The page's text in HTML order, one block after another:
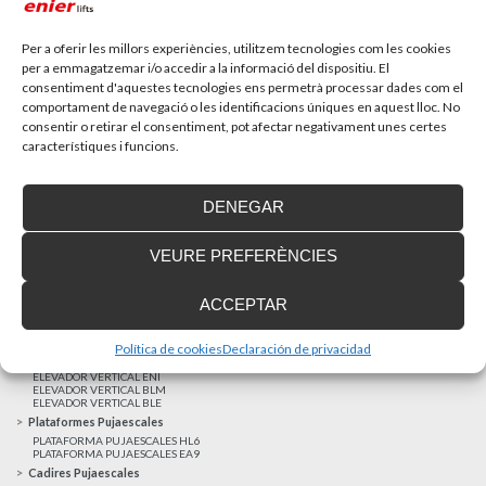
Per a oferir les millors experiències, utilitzem tecnologies com les cookies
per a emmagatzemar i/o accedir a la informació del dispositiu. El
consentiment d'aquestes tecnologies ens permetrà processar dades com el
comportament de navegació o les identificacions úniques en aquest lloc. No
consentir o retirar el consentiment, pot afectar negativament unes certes
característiques i funcions.
ACCEPTAR
DENEGAR
VEURE PREFERÈNCIES
Política de cookiesDeclaración de privacidad
MÉS NOTÍCIES
ELEVADOR UNIFAMILIAR EHP 05
Elevadors Verticals
ELEVADOR VERTICAL ENI
ELEVADOR VERTICAL BLM
ELEVADOR VERTICAL BLE
Plataformes Pujaescales
PLATAFORMA PUJAESCALES HL6
PLATAFORMA PUJAESCALES EA9
Cadires Pujaescales